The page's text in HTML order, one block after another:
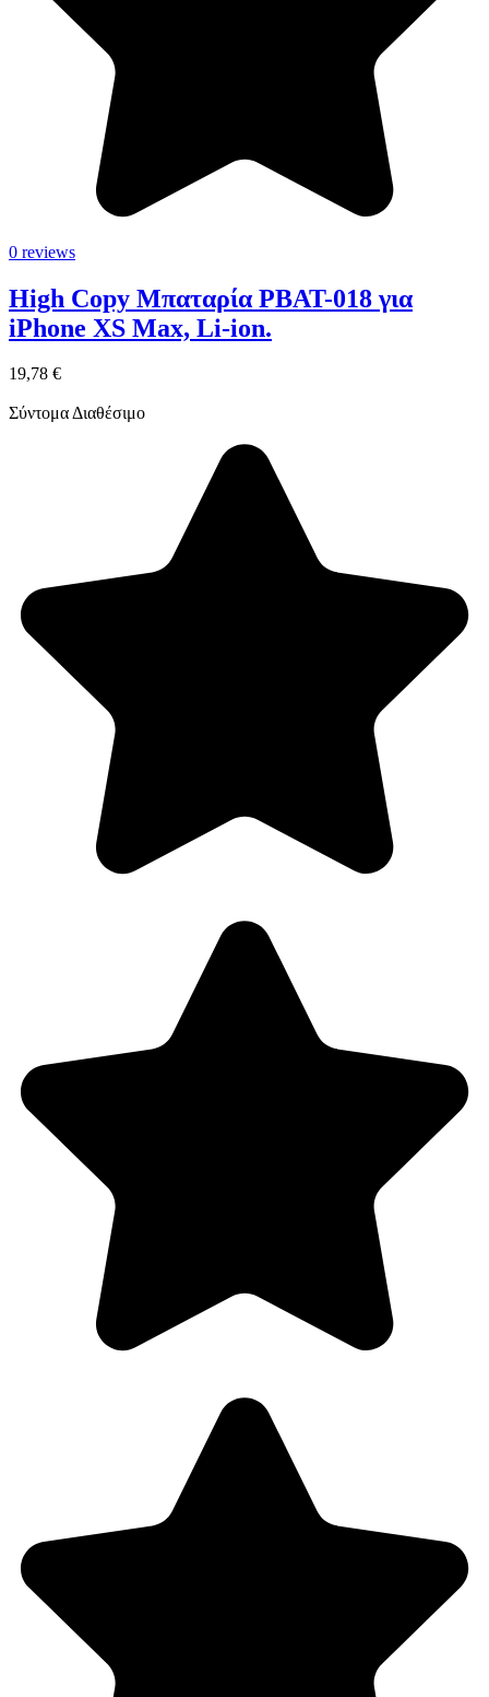
0 reviews
High Copy Μπαταρία PBAT-018 για
iPhone XS Max, Li-ion.
19,78 €
Σύντομα Διαθέσιμο